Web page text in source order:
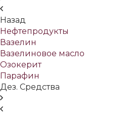
Назад
Нефтепродукты
Вазелин
Вазелиновое масло
Озокерит
Парафин
Дез. Средства